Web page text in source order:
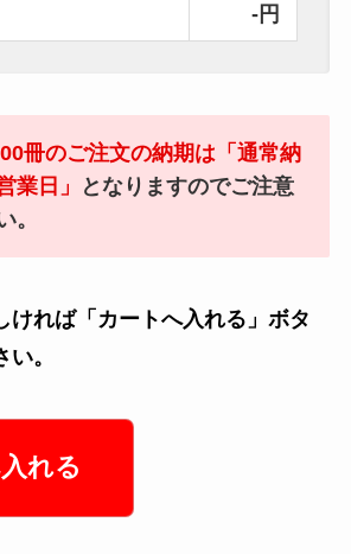
-円
冊のご注文の納期は「通常納
業日」
となりますのでご注意
。
ければ「カートへ入れる」ボタ
。